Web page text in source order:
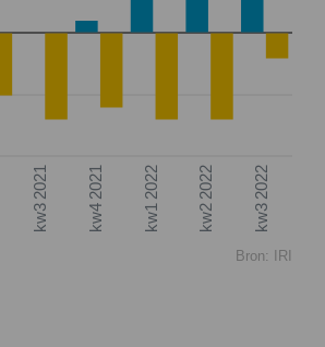
kw3 2021 kw4 2021 kw1 2022 kw2 2022 kw3 2022
Bron: IRI